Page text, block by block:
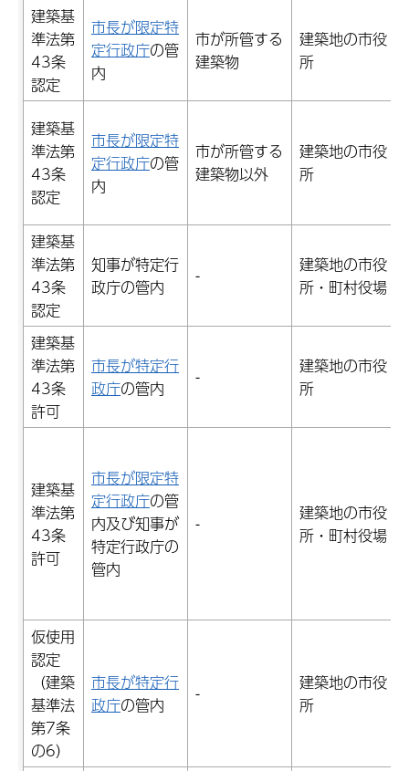
建築基
準法第
43条
認定
市長が限定特
定行政庁の管
内
市が所管する
建築物
建築地の市役
所
建築基
準法第
43条
認定
市長が限定特
定行政庁の管
内
市が所管する
建築物以外
建築地の市役
所
建築基
準法第
43条
認定
知事が特定行
政庁の管内
-
建築地の市役
所・町村役場
建築基
準法第
43条
許可
市長が特定行
政庁の管内
-
建築地の市役
所
建築基
準法第
43条
許可
市長が限定特
定行政庁の管
内及び知事が
特定行政庁の
管内
-
建築地の市役
所・町村役場
仮使用
認定
（建築
基準法
第7条
の6）
市長が特定行
政庁の管内
-
建築地の市役
所